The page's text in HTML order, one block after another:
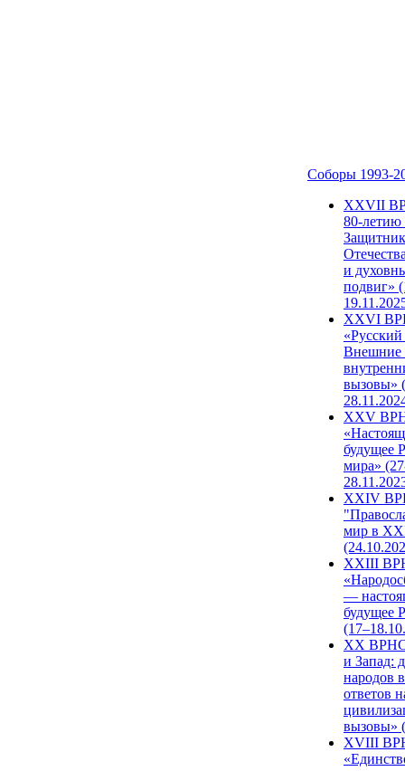
Соборы 1993-
ХХVII
80-
и
подвиг»
XXVI
Внешние
вызовы»
XXV
будущее
мира»
XXIV
мир в
XXIII
—
будущее
XX ВРНС
и Запад:
народов
ответов
вызовы»
XVIII